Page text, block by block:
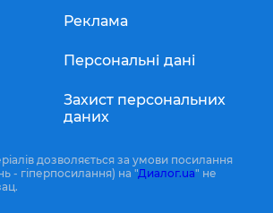
Реклама
Персональні дані
Захист персональних
даних
дозволяється за умови посилання
- гіперпосилання) на "Диалог.ua" не